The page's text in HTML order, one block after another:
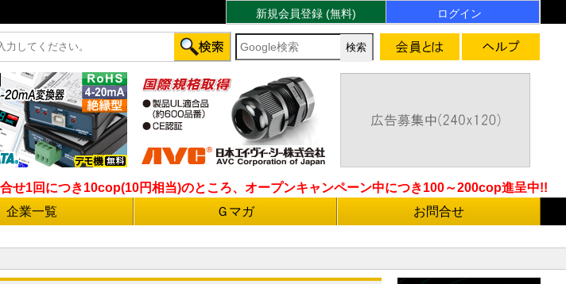
ログイン
新規会員登録 (無料)
1回につき10cop(10円相当)のところ、オープンキャンペーン中につき100～200cop進呈中!!
企業一覧 Ｇマガ お問合せ